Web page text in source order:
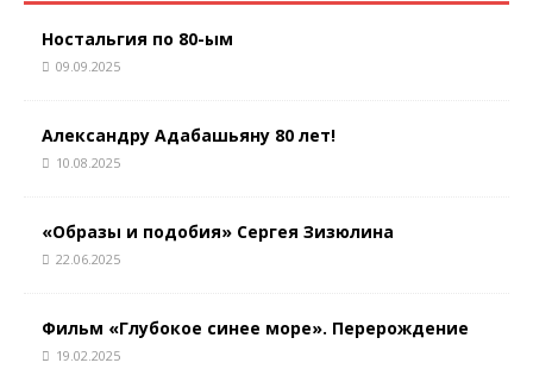
Ностальгия по 80-ым
09.09.2025
Александру Адабашьяну 80 лет!
10.08.2025
«Образы и подобия» Сергея Зизюлина
22.06.2025
Фильм «Глубокое синее море». Перерождение
19.02.2025